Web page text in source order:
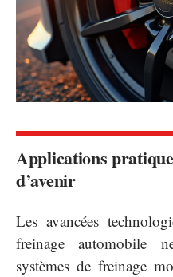
Applications
d’avenir
Les avancées
freinage automobile
systèmes de freinage